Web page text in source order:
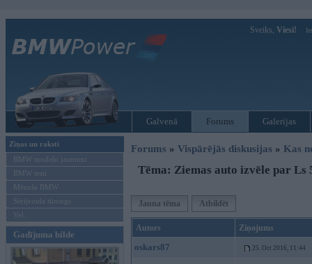
Sveiks, Viesi!
Galvenā Forums Galerijas
Ziņas un raksti
BMW modeļu jaunumi
BMW testi
Mēneša BMW
Sērijveida tūnings
Vel...
Gadījuma bilde
Forums » Vispārējās diskusijas » Kas
Tēma: Ziemas auto izvēle par Ls
Jauna tēma Atbildēt
Autors Ziņojums
oskars87 25. Oct 2016, 11:44